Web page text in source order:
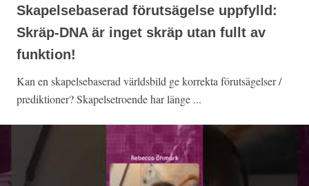
Skapelsebaserad förutsägelse uppfylld:
Skräp-DNA är inget skräp utan fullt av
funktion!
Kan en skapelsebaserad världsbild ge korrekta förutsägelser /
prediktioner? Skapelsetroende har länge ...